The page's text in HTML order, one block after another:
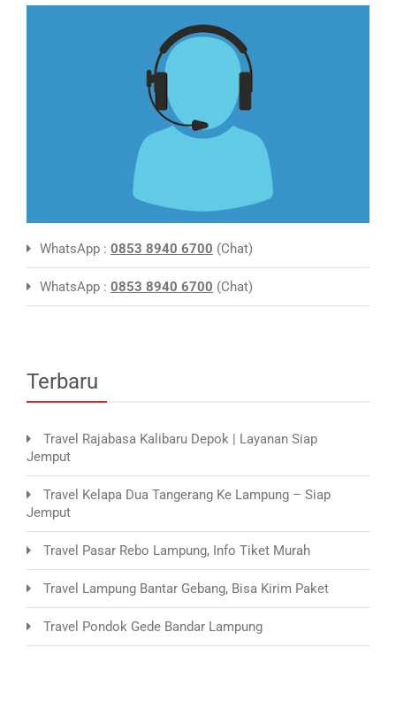
WhatsApp : 0853 8940 6700 (Chat)
WhatsApp : 0853 8940 6700 (Chat)
Terbaru
Travel Rajabasa Kalibaru Depok | Layanan Siap
Jemput
Travel Kelapa Dua Tangerang Ke Lampung – Siap
Jemput
Travel Pasar Rebo Lampung, Info Tiket Murah
Travel Lampung Bantar Gebang, Bisa Kirim Paket
Travel Pondok Gede Bandar Lampung